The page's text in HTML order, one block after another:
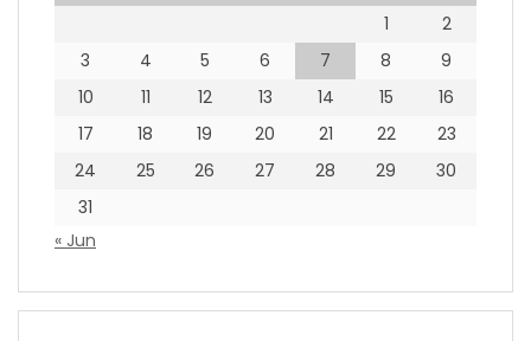
1
2
3
4 5 6 7 8
9
10
11 12 13 14 15
16
17
18 19 20 21 22
23
24
25 26 27 28 29
30
31
« Jun